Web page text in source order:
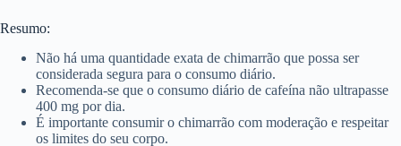
Resumo:
Não há uma quantidade exata de chimarrão que possa ser
considerada segura para o consumo diário.
Recomenda-se que o consumo diário de cafeína não ultrapasse
400 mg por dia.
É importante consumir o chimarrão com moderação e respeitar
os limites do seu corpo.